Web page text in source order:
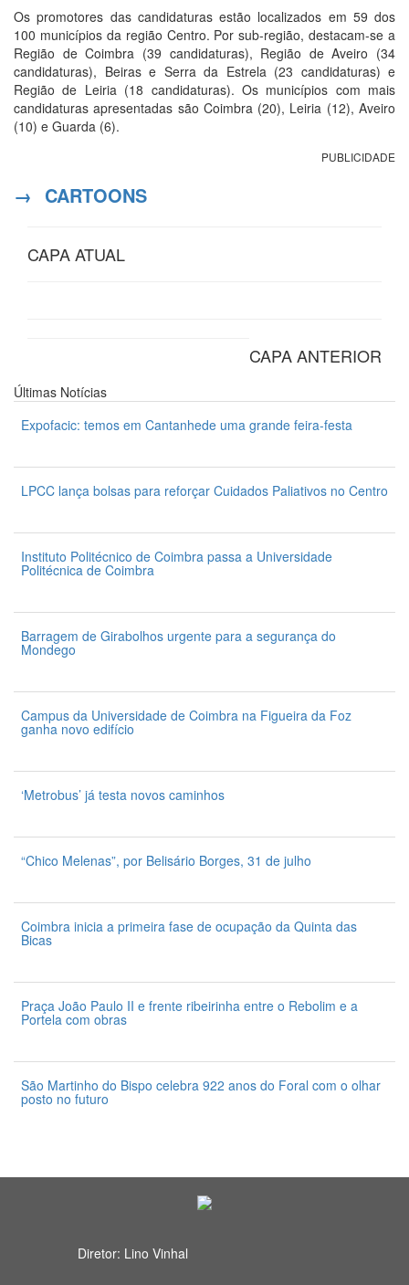
Os promotores das candidaturas estão localizados em 59 dos
100 municípios da região Centro. Por sub-região, destacam-se a
Região de Coimbra (39 candidaturas), Região de Aveiro (34
candidaturas), Beiras e Serra da Estrela (23 candidaturas) e
Região de Leiria (18 candidaturas). Os municípios com mais
candidaturas apresentadas são Coimbra (20), Leiria (12), Aveiro
(10) e Guarda (6).
PUBLICIDADE
→ CARTOONS
CAPA ATUAL
CAPA ANTERIOR
Últimas Notícias
Expofacic: temos em Cantanhede uma grande feira-festa
LPCC lança bolsas para reforçar Cuidados Paliativos no Centro
Instituto Politécnico de Coimbra passa a Universidade
Politécnica de Coimbra
Barragem de Girabolhos urgente para a segurança do
Mondego
Campus da Universidade de Coimbra na Figueira da Foz
ganha novo edifício
‘Metrobus’ já testa novos caminhos
“Chico Melenas”, por Belisário Borges, 31 de julho
Coimbra inicia a primeira fase de ocupação da Quinta das
Bicas
Praça João Paulo II e frente ribeirinha entre o Rebolim e a
Portela com obras
São Martinho do Bispo celebra 922 anos do Foral com o olhar
posto no futuro
Diretor: Lino Vinhal